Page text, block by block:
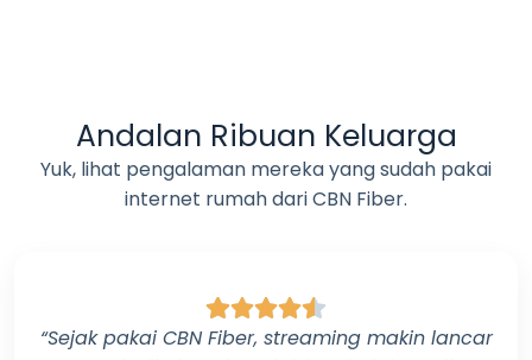
Andalan Ribuan Keluarga
Yuk, lihat pengalaman mereka yang sudah pakai
internet rumah dariCBN Fiber.
“Sejak pakai CBN Fiber, streaming makin lancar